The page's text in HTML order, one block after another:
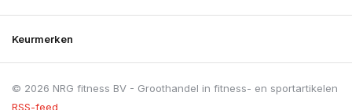
Keurmerken
© 2026 NRG fitness BV - Groothandel in fitness- en sportartikelen
RSS-feed